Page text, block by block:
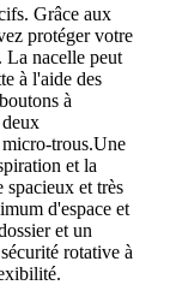
Grâce aux
protéger votre
La nacelle peut
à l'aide des
à
trous.Une
et la
spacieux et très
d'espace et
et un
rotative à